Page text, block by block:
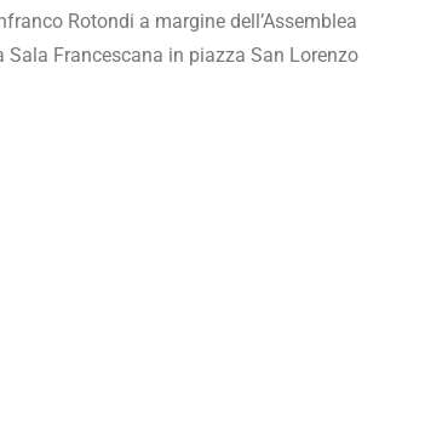
Rotondi a margine dell’Assemblea
Francescana in piazza San Lorenzo